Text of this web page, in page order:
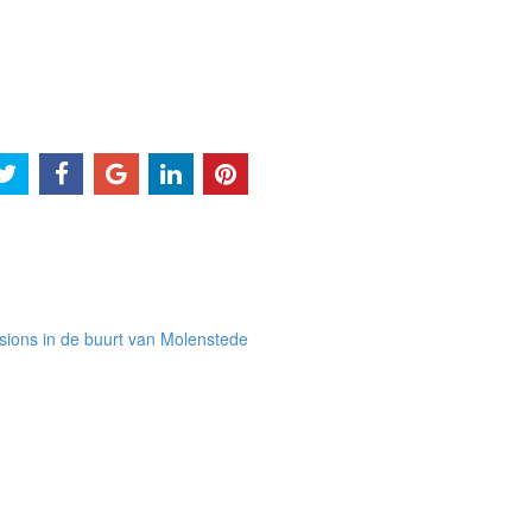
in de buurt van Molenstede